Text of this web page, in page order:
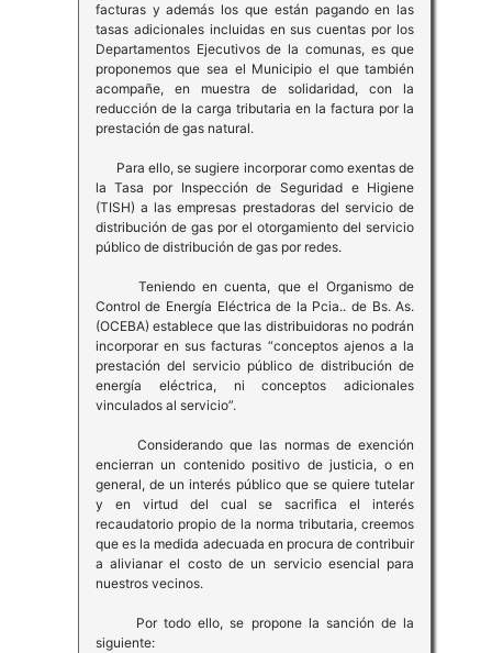
facturas y además los que están pagando en las
tasas adicionales incluidas en sus cuentas por los
Departamentos Ejecutivos de la comunas, es que
proponemos que sea el Municipio el que también
acompañe, en muestra de solidaridad, con la
reducción de la carga tributaria en la factura por la
prestación de gas natural.
Para ello, se sugiere incorporar como exentas de
la Tasa por Inspección de Seguridad e Higiene
(TISH) a las empresas prestadoras del servicio de
distribución de gas por el otorgamiento del servicio
público de distribución de gas por redes.
Teniendo en cuenta, que el Organismo de
Control de Energía Eléctrica de la Pcia.. de Bs. As.
(OCEBA) establece que las distribuidoras no podrán
incorporar en sus facturas “conceptos ajenos a la
prestación del servicio público de distribución de
energía eléctrica, ni conceptos adicionales
vinculados al servicio”.
Considerando que las normas de exención
encierran un contenido positivo de justicia, o en
general, de un interés público que se quiere tutelar
y en virtud del cual se sacrifica el interés
recaudatorio propio de la norma tributaria, creemos
que es la medida adecuada en procura de contribuir
a alivianar el costo de un servicio esencial para
nuestros vecinos.
Por todo ello, se propone la sanción de la
siguiente: